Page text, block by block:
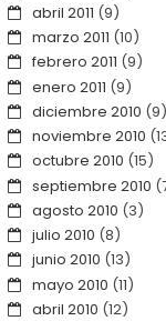
abril 2011 (9)
marzo 2011 (10)
febrero 2011 (9)
enero 2011 (9)
diciembre 2010 (9)
noviembre 2010
octubre 2010 (15)
septiembre 2010
agosto 2010 (3)
julio 2010 (8)
junio 2010 (13)
mayo 2010 (11)
abril 2010 (12)